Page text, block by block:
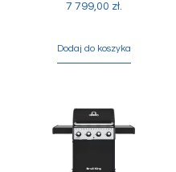
7 799,00 zł.
Dodaj do koszyka